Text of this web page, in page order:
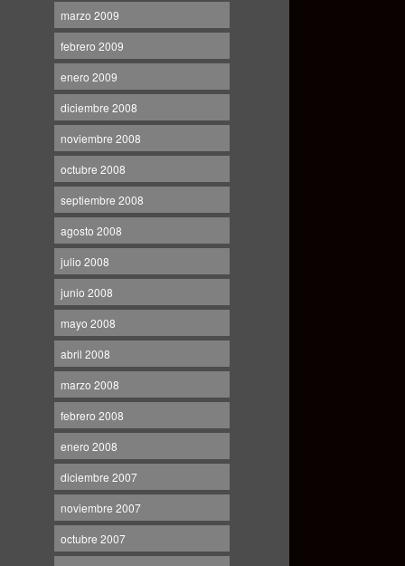
marzo 2009
febrero 2009
enero 2009
diciembre 2008
noviembre 2008
octubre 2008
septiembre 2008
agosto 2008
julio 2008
junio 2008
mayo 2008
abril 2008
marzo 2008
febrero 2008
enero 2008
diciembre 2007
noviembre 2007
octubre 2007